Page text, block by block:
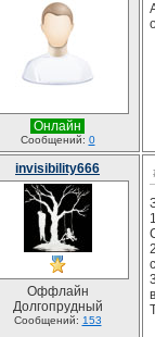
Онлайн
Сообщений: 0
invisibility666
Оффлайн
Долгопрудный
Сообщений: 153